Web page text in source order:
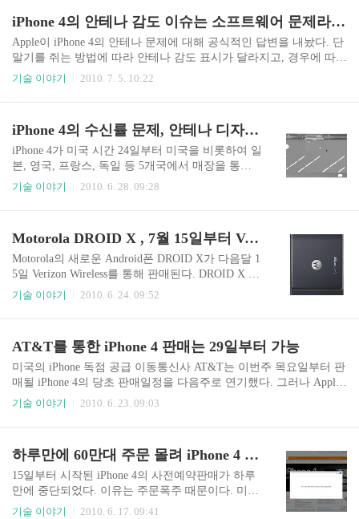
이라..
각기 다른 매장에서 구입한 iPhone 4 3대를 통해 실험을 했다. 이 제
품들을 전파가 차단된 실험실에서 Palm Pre와 iPhone 3GS를 함께 같
은 환경에서 신호 수신 실험을 했다. 결론적으로 AT&T용 단말기인 i
Phone 3GS와 Palm Pre에서는 수신율 저하가 없었는..
iPhone 4의 안테나 감도 이슈는 소프트웨어 문제라고 해명
Apple이 iPhone 4의 안테나 문제에 대해 공식적인 답변을 내놨다. 단
말기를 쥐는 방법에 따라 안테나 감도 표시가 달라지고, 경우에 따라
서는 통화가 끊어지는 일도 있다는 고객들의 불만에 공식적으로 대
ar)가 사용자가 단말기를 쥐는 방법에 따라 몇 개씩 떨어진다는 불만
들이 나왔다. 특히 단말기 왼쪽 하단 부분을 손으로 감싸쥐고 있을
경우 신호의 수신감도가 약해진다는 공통적인 의견들이 올라오면
서, 이른바 데스그립(Death Grip)이라는 용어의 등장과 함께 수신 감
도 문제가 ..
기술 이야기 2010. 7. 5. 10:22
iPhone 4의 수신률 문제, 안테나 디자인과 AT&T 네트워크
iPhone 4가 미국 시간 24일부터 미국을 비롯하여 일
본, 영국, 프랑스, 독일 등 5개국에서 매장을 통한
판매에 들어가면서 연일 iPhone 판매량 뉴스가 화
만이 쏟아져 나왔다. 단말기를 잡는 방법에 따라 전
화 수신율에 문제가 있다는 주장이 나왔다. 이슈가
되고 있다는 것은 한 두 사람과 특정한 단말기만 그
렇다는 것이 아니라 판매된 단말기에서 적지 않은
판매분량에 나타나는 현상이라는 뜻이다. 일부 소
현저히 차이 난다고 불만을 제기하..
기술 이야기 2010. 6. 28. 09:28
Motorola DROID X , 7월 15일부터 Verizon 통해 판매
Motorola의 새로운 Android폰 DROID X가 다음달 1
5일 Verizon Wireless를 통해 판매된다. DROID X 발
매시점을 알린 23일 수요일은 Apple iPhone 4 발매
상의 촬영 및 재생이 가능한 DROID X는 Android 2.
1을 탑재하여 판매되며, 몇 개월내로 2.2 업그레이
드를 약속했다. 7월 15일부터 Verizon 매장을 통해
판매되며 가격은 2년 약정에 29.99 달러 이상의 정
액제 요금제에 가입하는 조건으로 199.99 달러에
기술 이야기 2010. 6. 24. 09:52
AT&T를 통한 iPhone 4 판매는 29일부터 가능
미국의 iPhone 독점 공급 이동통신사 AT&T는 이번주 목요일부터 판
매될 iPhone 4의 당초 판매일정을 다음주로 연기했다. 그러나 Apple
을 통한 판매는 정상적으로 24일부터 가능할 것이라고 한다. AT&T
산시스템은 주문을 받는 시점부터 불안했다. 2010/06/17 - 하루만에
60만대 주문 몰려 iPhone 4 예약판매 중단 AT&T는 이런 상황에서 24
일부터 매장판매를 강행하는 것은 무리라는 판단을 한 것 같다. AT&
T의 관계자는 우선적으로 15일 온라인 주문 물량을 제대로 공급..
기술 이야기 2010. 6. 23. 09:03
하루만에 60만대 주문 몰려 iPhone 4 예약판매 중단
15일부터 시작된 iPhone 4의 사전예약판매가 하루
만에 중단되었다. 이유는 주문폭주 때문이다. 미국
시각으로 15일부터 시작된 온라인 사전예약판매는
기술 이야기 2010. 6. 17. 09:41